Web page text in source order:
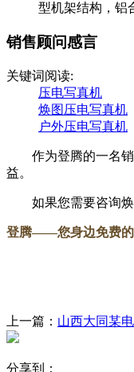
型机架结构，铝
销售顾问感言
关键词阅读:
压电写真机
焕图压电写真机
户外压电写真机
作为登腾的一名销
益。
如果您需要咨询焕
登腾——您身边免费的
上一篇： 山西大同某
分享到：